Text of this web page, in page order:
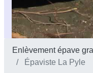
Enlèvement épave
Épaviste La Pyle